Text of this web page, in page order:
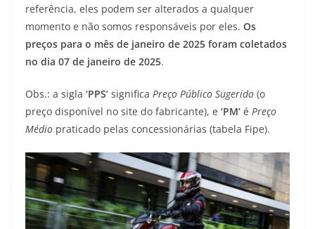
referência, eles podem ser alterados a qualquer
momento e não somos responsáveis por eles. Os
preços para o mês de janeiro de 2025 foram coletados
no dia 07 de janeiro de 2025.
Obs.: a sigla ‘PPS’ significa Preço Público Sugerido (o
preço disponível no site do fabricante), e ‘PM’ é Preço
Médio praticado pelas concessionárias (tabela Fipe).